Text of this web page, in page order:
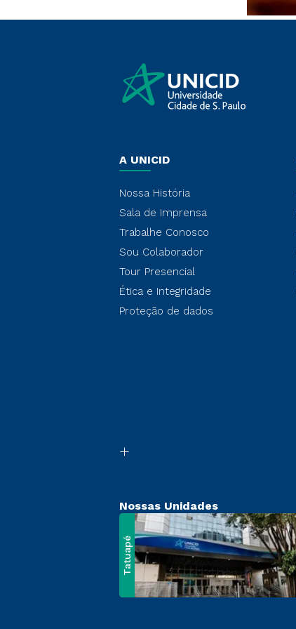
A UNICID
Nossa História
Sala de Imprensa
Trabalhe Conosco
Sou Colaborador
Tour Presencial
Ética e Integridade
Proteção de dados
Nossas Unidades
Tatuapé